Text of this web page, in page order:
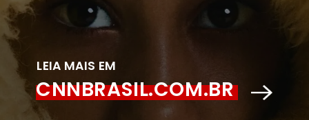
LEIA MAIS EM
CNNBRASIL.COM.BR